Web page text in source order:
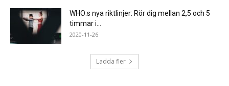
WHO:s nya riktlinjer: Rör dig mellan 2,5 och 5
timmar i...
2020-11-26
Ladda fler